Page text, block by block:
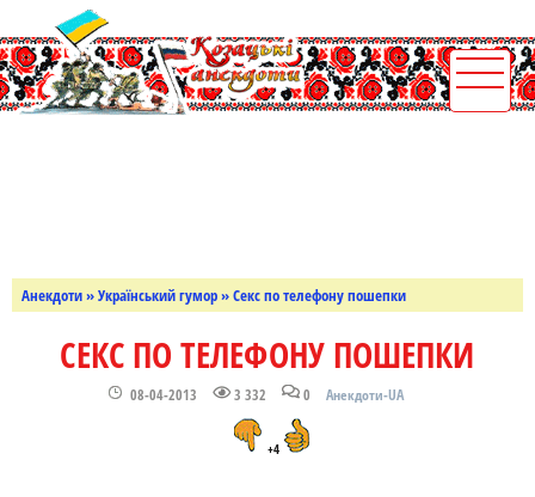
Анекдоти»Український гумор» Секс по телефону пошепки
СЕКС ПО ТЕЛЕФОНУ ПОШЕПКИ
08-04-2013 3 332 0 Анекдоти-UA
+4